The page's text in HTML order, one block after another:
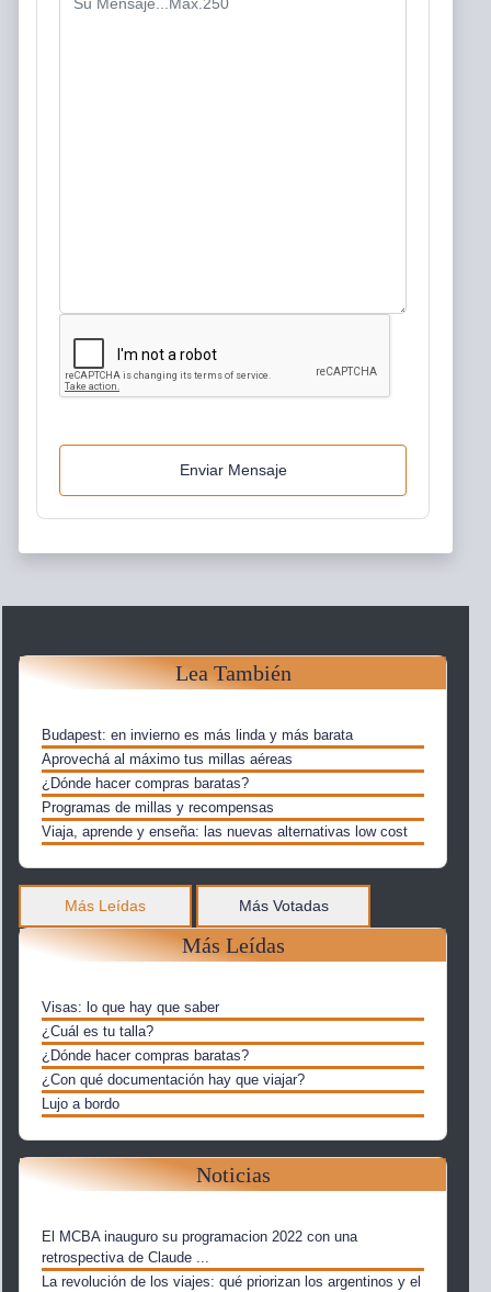
Enviar Mensaje
Lea También
Budapest: en invierno es más linda y más barata
Aprovechá al máximo tus millas aéreas
¿Dónde hacer compras baratas?
Programas de millas y recompensas
Viaja, aprende y enseña: las nuevas alternativas low cost
Más Leídas Más Votadas
Más Leídas
Visas: lo que hay que saber
¿Cuál es tu talla?
¿Dónde hacer compras baratas?
¿Con qué documentación hay que viajar?
Lujo a bordo
Noticias
El MCBA inauguro su programacion 2022 con una
retrospectiva de Claude ...
La revolución de los viajes: qué priorizan los argentinos y el